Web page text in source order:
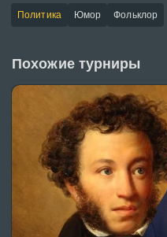
Политика Юмор Фольклор
Похожие турниры